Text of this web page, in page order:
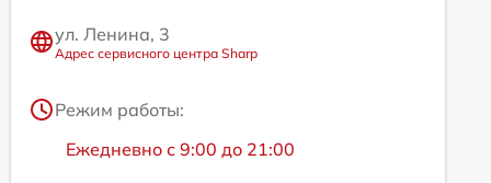
ул. Ленина, 3
Адрес сервисного центра Sharp
Режим работы:
Ежедневно с 9:00 до 21:00